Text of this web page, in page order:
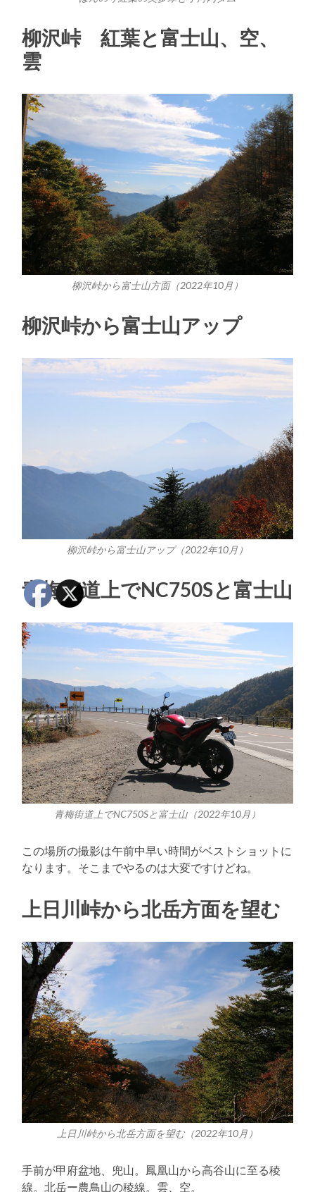
柳沢峠 紅葉と富士山、空、
雲
柳沢峠から富士山方面（2022年10月）
柳沢峠から富士山アップ
柳沢峠から富士山アップ（2022年10月）
青梅街道上でNC750Sと富士山
青梅街道上でNC750Sと富士山（2022年10月）
この場所の撮影は午前中早い時間がベストショットに
なります。そこまでやるのは大変ですけどね。
上日川峠から北岳方面を望む
上日川峠から北岳方面を望む（2022年10月）
手前が甲府盆地、兜山。鳳凰山から高谷山に至る稜
線。北岳ー農鳥山の稜線。雲、空。